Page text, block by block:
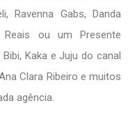
Ravenna Gabs, Danda
ou um Presente
Kaka e Juju do canal
Clara Ribeiro e muitos
agência.